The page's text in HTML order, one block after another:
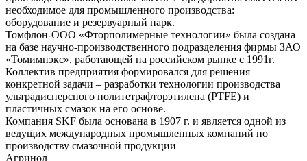
необходимое для промышленного производства:
оборудование и резервуарный парк.
Томфлон-ООО «Фторполимерные технологии» была создана
на базе научно-производственного подразделения фирмы ЗАО
«Томимпэкс», работающей на российском рынке с 1991г.
Коллектив предприятия формировался для решения
конкретной задачи – разработки технологии производства
ультрадисперсного политетрафторэтилена (PTFE) и
пластичных смазок на его основе.
Компания SKF была основана в 1907 г. и является одной из
ведущих международных промышленных компаний по
производству смазочной продукции
Агринол